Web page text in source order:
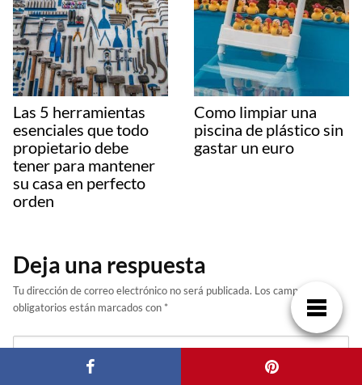
Las 5 herramientas
esenciales que todo
propietario debe
tener para mantener
su casa en perfecto
orden
Como limpiar una
piscina de plástico sin
gastar un euro
Deja una respuesta
Tu dirección de correo electrónico no será publicada. Los campos
obligatorios están marcados con *